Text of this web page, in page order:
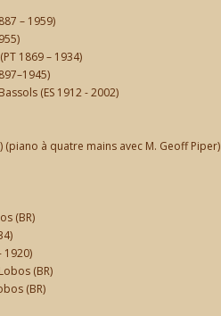
– 1959)
1869 – 1934)
(ES 1912 - 2002)
à quatre mains avec M. Geoff Piper)
(BR)
1920)
(BR)
(BR)